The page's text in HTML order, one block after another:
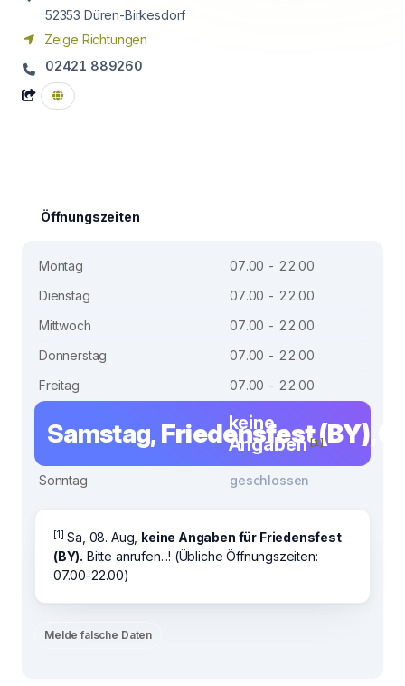
52353 Düren-Birkesdorf
Zeige Richtungen
02421 889260
Öffnungszeiten
Montag
07.00 - 22.00
Dienstag
07.00 - 22.00
Mittwoch
07.00 - 22.00
Donnerstag
07.00 - 22.00
Freitag
07.00 - 22.00
Samstag,Friedensfest (BY),
keine
Angaben [1]
Sonntag geschlossen
[1] Sa, 08. Aug, keine Angaben für Friedensfest
(BY). Bitte anrufen...! (Übliche Öffnungszeiten:
07.00-22.00)
Melde falsche Daten